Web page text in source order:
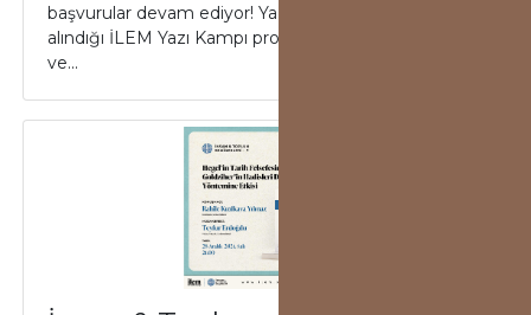
başvurular devam ediyor! Yazma eyleminin ele
alındığı İLEM Yazı Kampı programının üçüncüsü, 4-5
ve...